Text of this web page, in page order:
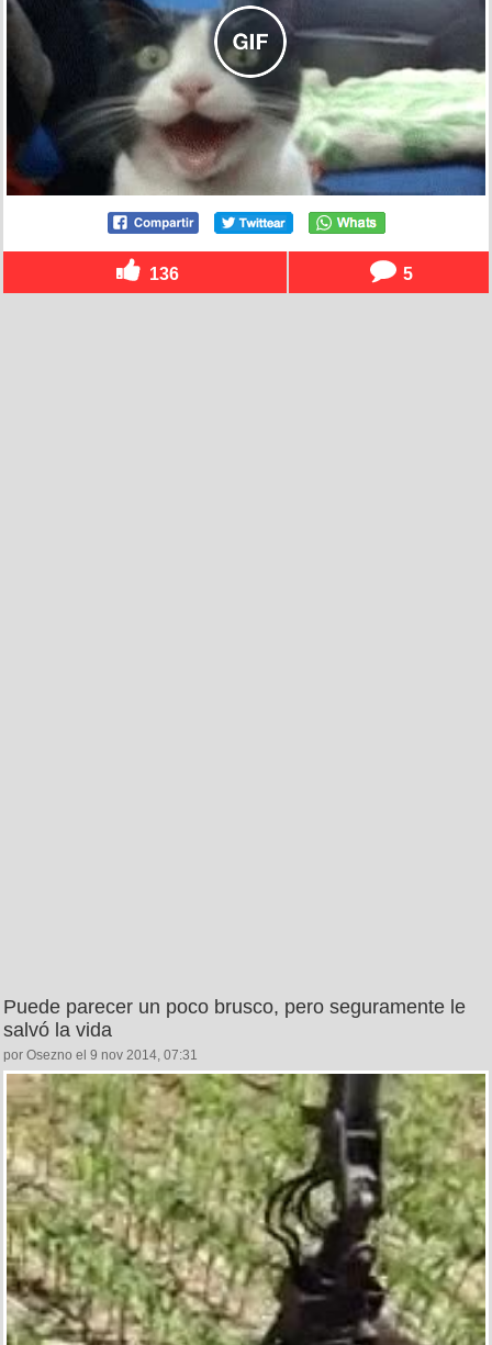
136 5
Puede parecer un poco brusco, pero seguramente le
salvó la vida
por Osezno el 9 nov 2014, 07:31